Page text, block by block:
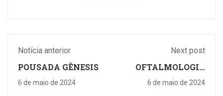
Notícia anterior
POUSADA GÊNESIS
6 de maio de 2024
Next post
OFTALMOLOGIA
DR. EDSON
IRAMINA
6 de maio de 2024